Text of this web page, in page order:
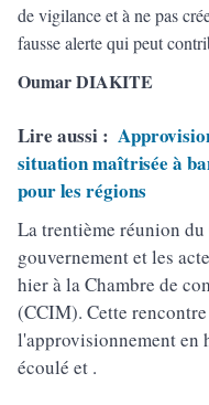
de vigilance et à ne pas
fausse alerte qui peut
Oumar DIAKITE
Lire aussi :
situation maîtrisée à
pour les régions
La trentième réunion
gouvernement et les
hier à la Chambre de
(CCIM). Cette
l'approvisionnement en
écoulé et .